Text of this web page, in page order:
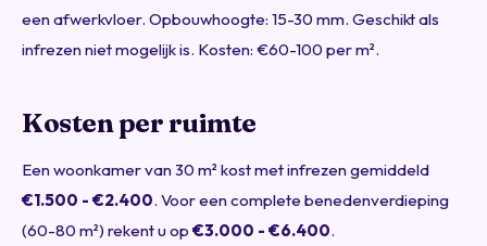
een afwerkvloer. Opbouwhoogte: 15-30 mm. Geschikt als
infrezen niet mogelijk is. Kosten: €60-100 per m².
Kosten per ruimte
Een woonkamer van 30 m² kost met infrezen gemiddeld
€1.500 - €2.400. Voor een complete benedenverdieping
(60-80 m²) rekent u op €3.000 - €6.400.